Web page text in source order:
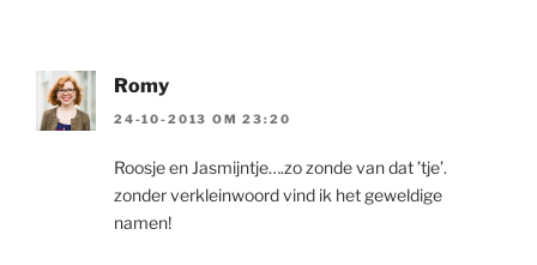
Romy
24-10-2013 OM 23:20
Roosje en Jasmijntje….zo zonde van dat ’tje’.
zonder verkleinwoord vind ik het geweldige
namen!